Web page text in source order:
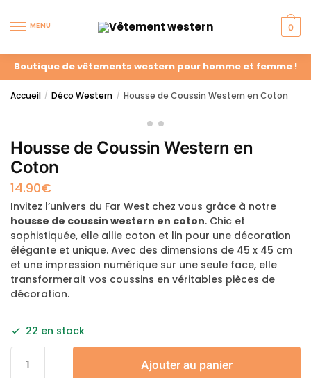
MENU 0
Boutique de vêtements western pour homme et femme !
Accueil / Déco Western / Housse de Coussin Western en Coton
Housse de Coussin Western en
Coton
14.90€
Invitez l’univers du Far West chez vous grâce à notre
housse de coussin western en coton. Chic et
sophistiquée, elle allie coton et lin pour une décoration
élégante et unique. Avec des dimensions de 45 x 45 cm
et une impression numérique sur une seule face, elle
transformerait vos coussins en véritables pièces de
décoration.
22 en stock
Ajouter au panier